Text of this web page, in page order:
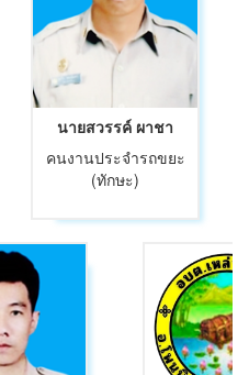
นายสวรรค์ ผาชา
คนงานประจำรถขยะ
(ทักษะ)